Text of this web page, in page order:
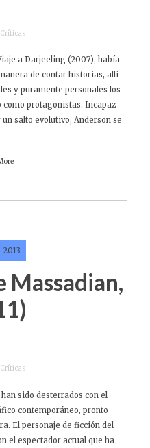
Críticas
a Darjeeling (2007), había
de contar historias, allí
y puramente personales los
protagonistas. Incapaz
salto evolutivo, Anderson se
2013
Massadian,
Críticas
sido desterrados con el
contemporáneo, pronto
El personaje de ficción del
el espectador actual que ha